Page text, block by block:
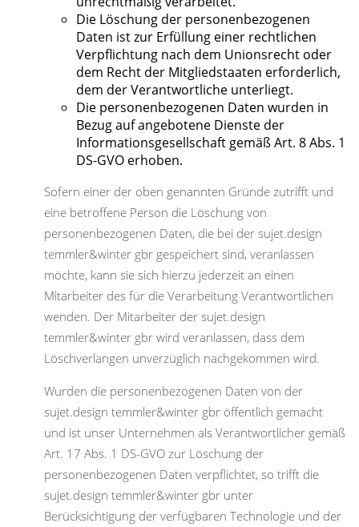
Die Löschung der personenbezogenen
Daten ist zur Erfüllung einer rechtlichen
Verpflichtung nach dem Unionsrecht oder
dem Recht der Mitgliedstaaten erforderlich,
dem der Verantwortliche unterliegt.
Die personenbezogenen Daten wurden in
Bezug auf angebotene Dienste der
Informationsgesellschaft gemäß Art. 8 Abs. 1
DS-GVO erhoben.
Sofern einer der oben genannten Gründe zutrifft und
eine betroffene Person die Löschung von
personenbezogenen Daten, die bei der sujet.design
temmler&winter gbr gespeichert sind, veranlassen
möchte, kann sie sich hierzu jederzeit an einen
Mitarbeiter des für die Verarbeitung Verantwortlichen
wenden. Der Mitarbeiter der sujet.design
temmler&winter gbr wird veranlassen, dass dem
Löschverlangen unverzüglich nachgekommen wird.
Wurden die personenbezogenen Daten von der
sujet.design temmler&winter gbr öffentlich gemacht
und ist unser Unternehmen als Verantwortlicher gemäß
Art. 17 Abs. 1 DS-GVO zur Löschung der
personenbezogenen Daten verpflichtet, so trifft die
sujet.design temmler&winter gbr unter
Berücksichtigung der verfügbaren Technologie und der